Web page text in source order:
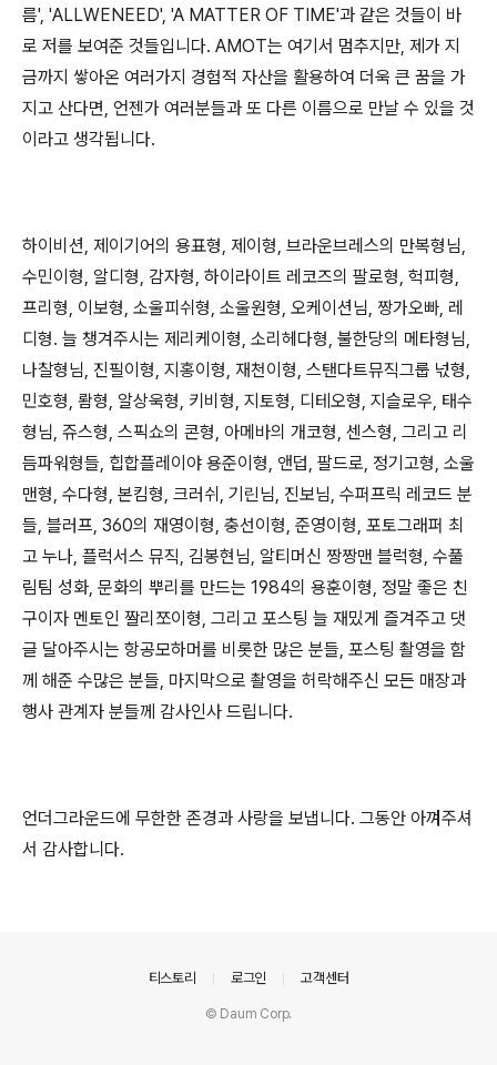
름', 'ALLWENEED', 'A MATTER OF TIME'과 같은 것들이 바
로 저를 보여준 것들입니다. AMOT는 여기서 멈추지만, 제가 지
금까지 쌓아온 여러가지 경험적 자산을 활용하여 더욱 큰 꿈을 가
지고 산다면, 언젠가 여러분들과 또 다른 이름으로 만날 수 있을 것
이라고 생각됩니다.
하이비션, 제이기어의 용표형, 제이형, 브라운브레스의 만복형님,
수민이형, 알디형, 감자형, 하이라이트 레코즈의 팔로형, 헉피형,
프리형, 이보형, 소울피쉬형, 소울원형, 오케이션님, 짱가오빠, 레
디형. 늘 챙겨주시는 제리케이형, 소리헤다형, 불한당의 메타형님,
나찰형님, 진필이형, 지홍이형, 재천이형, 스탠다트뮤직그룹 넋형,
민호형, 뢈형, 알상욱형, 키비형, 지토형, 디테오형, 지슬로우, 태수
형님, 쥬스형, 스픽쇼의 콘형, 아메바의 개코형, 센스형, 그리고 리
듬파워형들, 힙합플레이야 용준이형, 앤덥, 팔드로, 정기고형, 소울
맨형, 수다형, 본킴형, 크러쉬, 기린님, 진보님, 수퍼프릭 레코드 분
들, 블러프, 360의 재영이형, 충선이형, 준영이형, 포토그래퍼 최
고 누나, 플럭서스 뮤직, 김봉현님, 알티머신 짱짱맨 블럭형, 수풀
림팀 성화, 문화의 뿌리를 만드는 1984의 용훈이형, 정말 좋은 친
구이자 멘토인 짤리쪼이형, 그리고 포스팅 늘 재밌게 즐겨주고 댓
글 달아주시는 항공모하머를 비롯한 많은 분들, 포스팅 촬영을 함
께 해준 수많은 분들, 마지막으로 촬영을 허락해주신 모든 매장과
행사 관계자 분들께 감사인사 드립니다.
언더그라운드에 무한한 존경과 사랑을 보냅니다. 그동안 아껴주셔
서 감사합니다.
티스토리 로그인 고객센터
© Daum Corp.